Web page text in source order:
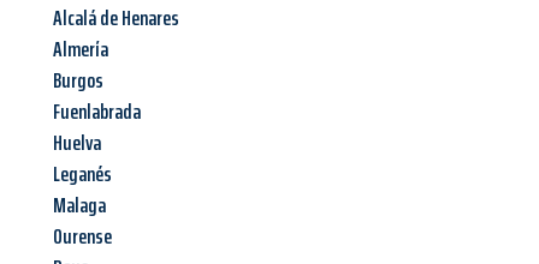
Alcalá de Henares
Almería
Burgos
Fuenlabrada
Huelva
Leganés
Malaga
Ourense